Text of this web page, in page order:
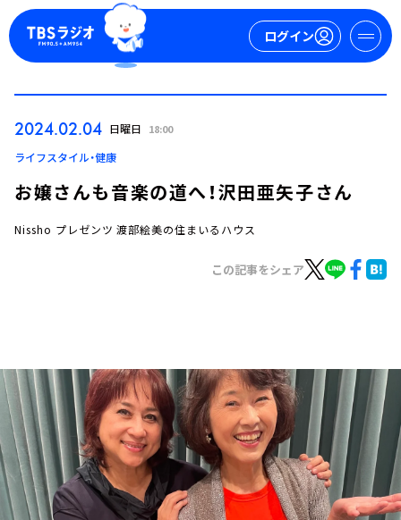
ログイン
ログイン
トピックス
TBS Podcast
お知らせ
イベント・グッズ
YouTube
会社情報
2024.02.04 日曜日 18:00
ライフスタイル・健康
お嬢さんも音楽の道へ！沢田亜矢子さん
Nissho プレゼンツ 渡部絵美の住まいるハウス
この記事をシェア